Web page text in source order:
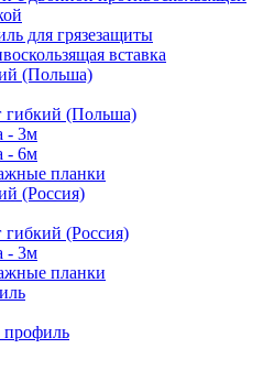
для грязезащиты
вставка
(Польша)
гибкий (Польша)
- 3м
- 6м
планки
(Россия)
гибкий (Россия)
- 3м
планки
профиль